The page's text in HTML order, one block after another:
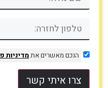
הנכם מאשרים אתמדיניות
צרו איתי קשר